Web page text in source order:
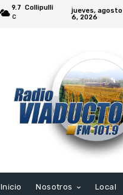
9.7
C
Collipulli
jueves, agosto
6, 2026
Inicio
Nosotros Local